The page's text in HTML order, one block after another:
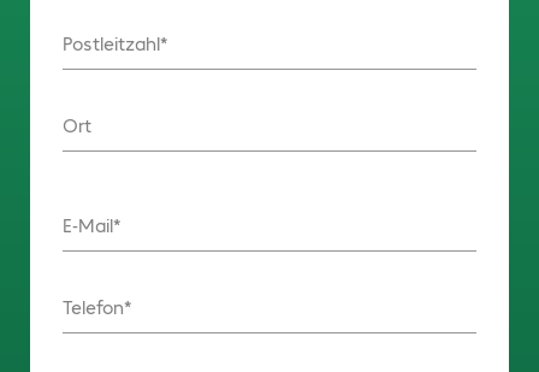
Postleitzahl
Ort
E-Mail
Telefon